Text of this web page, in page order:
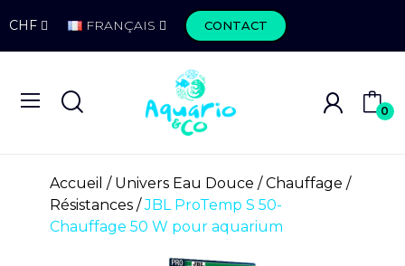
CHF FRANÇAIS CONTACT
0
Accueil Univers Eau Douce
Chauffage
Résistances
JBL ProTemp S 50-
Chauffage 50 W pour aquarium